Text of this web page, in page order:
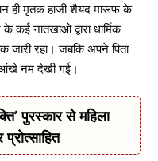
ही मृतक हाजी शैयद मारूफ के
कई नातखाओ द्वारा धार्मिक
जारी रहा। जबकि अपने पिता
आंखे नम देखी गई।
पुरस्कार से महिला